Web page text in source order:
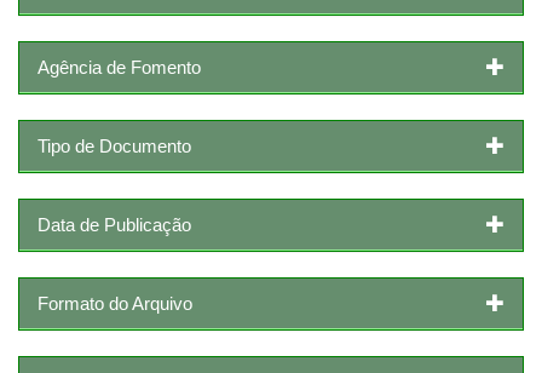
Agência de Fomento
Tipo de Documento
Data de Publicação
Formato do Arquivo